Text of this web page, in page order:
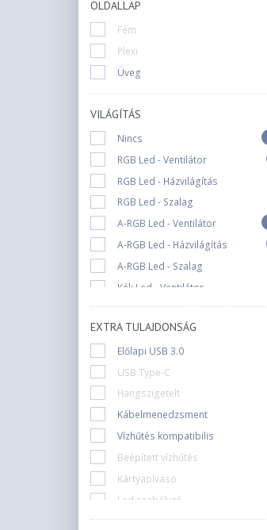
Sharkoon
Spirit Of Gamer
N/A
OLDALLAP
Fém
Plexi
Üveg
VILÁGÍTÁS
Nincs
RGB Led - Ventilátor
RGB Led - Házvilágítás
RGB Led - Szalag
A-RGB Led - Ventilátor
A-RGB Led - Házvilágítás
A-RGB Led - Szalag
Kék Led - Ventilátor
Kék Led - Házvilágítás
Zöld Led - Ventilátor
Fehér Led - Ventilátor
F-RGB Led - Ventilátor
D-RGB Led - Ventilátor
D-RGB Led - Házvilágítás
EXTRA TULAJDONSÁG
Előlapi USB 3.0
USB Type-C
Hangszigetelt
Kábelmenedzsment
Vízhűtés kompatibilis
Beépített vízhűtés
Kártyaolvasó
Led szabályzó
Ventilátor szabályzó